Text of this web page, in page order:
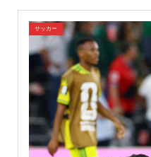
サッカー